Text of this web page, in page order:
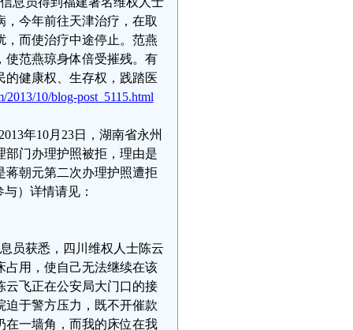
今年前往天津治疗，在取
，而使治疗中途停止。范燕
使范燕琼身体倍受摧残。有
的健康权、生存权，践踏医
2013/10/blog-post_5115.html
年10月23日，湖南省永州
部门办理护照被拒，理由是
蒋朝元第二次办理护照遭拒
）详情请见：
员获悉，四川维权人士陈云
占用，使自己无法继续在该
云飞正在公安局大门口的接
迫于警方压力，既不开催款
在一墙角，而我的床位在我